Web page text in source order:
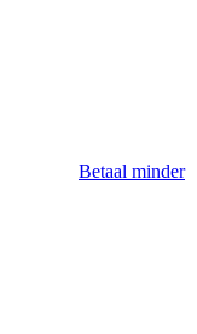
Betaal minder